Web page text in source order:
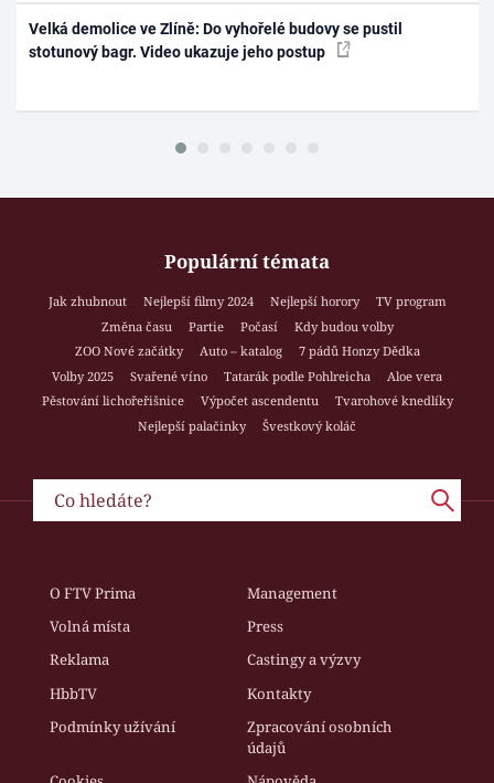
Velká demolice ve Zlíně: Do vyhořelé budovy se pustil
stotunový bagr. Video ukazuje jeho postup
Populární témata
Jak zhubnout Nejlepší filmy 2024 Nejlepší horory
TV program
Změna času
Partie Počasí
Kdy budou volby
ZOO Nové začátky
Auto – katalog
7 pádů Honzy Dědka
Volby 2025
Svařené víno Tatarák podle Pohlreicha
Aloe vera
Pěstování lichořeřišnice
Výpočet ascendentu
Tvarohové knedlíky
Nejlepší palačinky
Švestkový koláč
O FTV Prima
Management
Volná místa
Press
Reklama
Castingy a výzvy
HbbTV
Kontakty
Podmínky užívání
Zpracování osobních
údajů